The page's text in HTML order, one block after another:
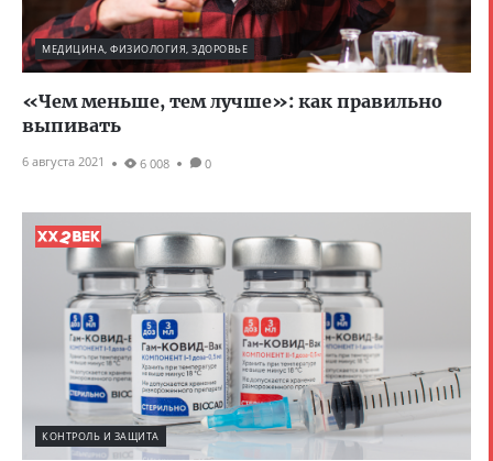
МЕДИЦИНА, ФИЗИОЛОГИЯ, ЗДОРОВЬЕ
«Чем меньше, тем лучше»: как правильно
выпивать
6 августа 2021 6 008 0
КОНТРОЛЬ И ЗАЩИТА